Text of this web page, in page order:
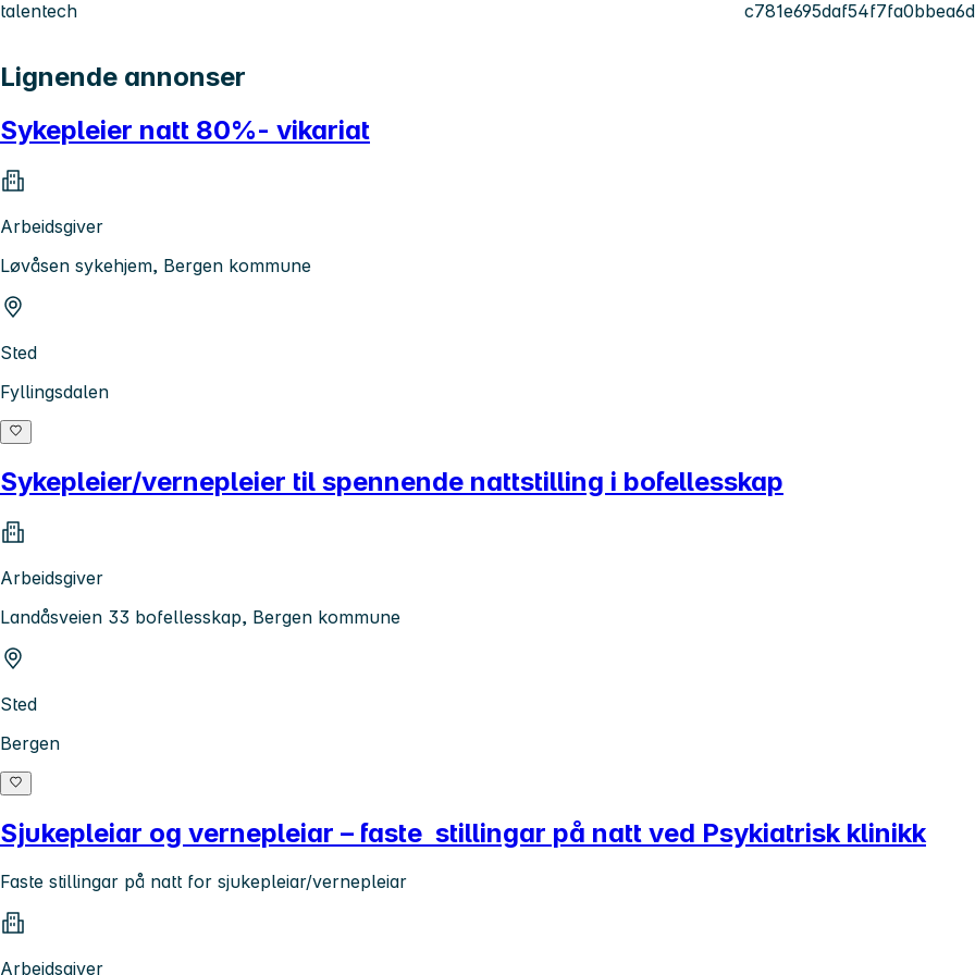
talentech
Lignende annonser
Sykepleier natt 80%- vikariat
Arbeidsgiver
Løvåsen sykehjem, Bergen kommune
Sted
Fyllingsdalen
Sykepleier/vernepleier til spennende nattstilling i bofellesskap
Arbeidsgiver
Landåsveien 33 bofellesskap, Bergen kommune
Sted
Bergen
Sjukepleiar og vernepleiar – faste stillingar på natt ved Psykiatrisk klinikk
Faste stillingar på natt for sjukepleiar/vernepleiar
Arbeidsgiver